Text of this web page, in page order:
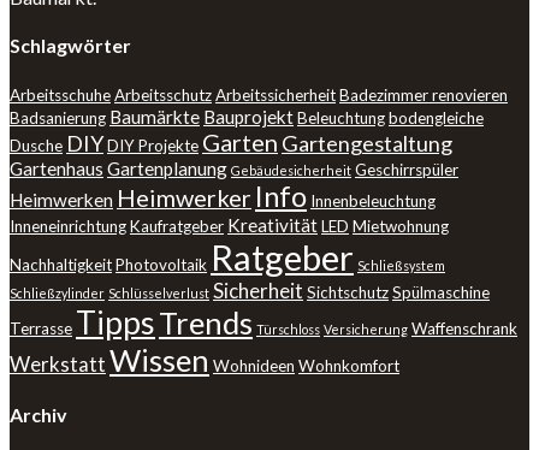
Schlagwörter
ArbeitsschuheArbeitsschutzArbeitssicherheitBadezimmer renovieren
Badsanierung Baumärkte BauprojektBeleuchtungbodengleiche
Dusche DIYDIY Projekte Garten Gartengestaltung
Gartenhaus Gartenplanung Gebäudesicherheit Geschirrspüler
Heimwerken Heimwerker Info Innenbeleuchtung
InneneinrichtungKaufratgeber KreativitätLED Mietwohnung
NachhaltigkeitPhotovoltaik Ratgeber Schließsystem
Schließzylinder Schlüsselverlust Sicherheit SichtschutzSpülmaschine
Terrasse TippsTrends Türschloss Versicherung Waffenschrank
WerkstattWissen Wohnideen Wohnkomfort
Archiv